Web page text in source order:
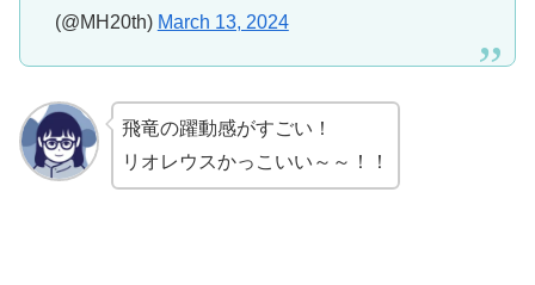
(@MH20th) March 13, 2024
飛竜の躍動感がすごい！
リオレウスかっこいい～～！！